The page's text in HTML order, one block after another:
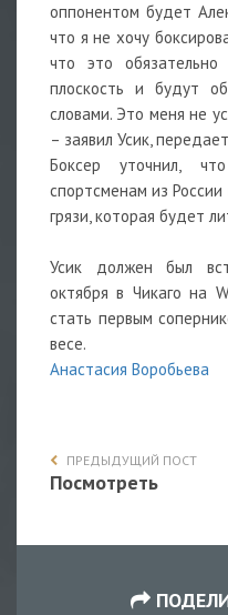
оппонентом будет
что я не хочу
что это
плоскость и будут
словами. Это меня не
– заявил Усик,
Боксер уточнил,
спортсменам из
грязи, которая будет
Усик должен был
октября в Чикаго на
стать первым
весе.
Анастасия Воробьева
ПРЕДЫДУЩИЙ ПОСТ
Посмотреть